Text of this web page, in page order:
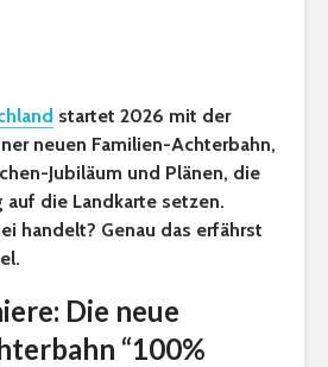
startet 2026 mit der
neuen Familien-Achterbahn,
Jubiläum und Plänen, die
auf die Landkarte setzen.
handelt? Genau das erfährst
Die neue
“100%